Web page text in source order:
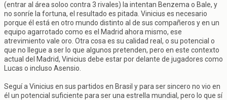
(entrar al área soloo contra 3 rivales) la intentan Benzema o Bale, y
no sonríe la fortuna, el resultado es pitada. Vinicius es necesario
porque él está en otro mundo distinto al de sus compañeros y en un
equipo agarrotado como es el Madrid ahora mismo, ese
atrevimiento vale oro. Otra cosa es su calidad real, o su potencial o
que no llegue a ser lo que algunos pretenden, pero en este contexto
actual del Madrid, Vinicius debe estar por delante de jugadores como
Lucas o incluso Asensio.
Seguí a Vinicius en sus partidos en Brasil y para ser sincero no vio en
él un potencial suficiente para ser una estrella mundial, pero lo que sí